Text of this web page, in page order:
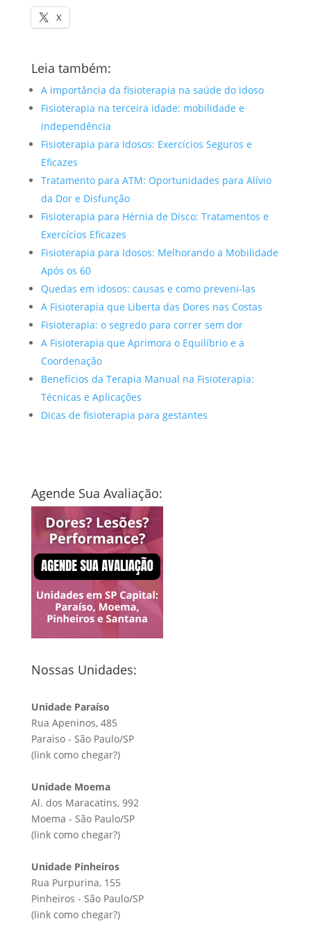
X
Leia também:
A importância da fisioterapia na saúde do idoso
Fisioterapia na terceira idade: mobilidade e
independência
Fisioterapia para Idosos: Exercícios Seguros e
Eficazes
Tratamento para ATM: Oportunidades para Alívio
da Dor e Disfunção
Fisioterapia para Hérnia de Disco: Tratamentos e
Exercícios Eficazes
Fisioterapia para Idosos: Melhorando a Mobilidade
Após os 60
Quedas em idosos: causas e como preveni-las
A Fisioterapia que Liberta das Dores nas Costas
Fisioterapia: o segredo para correr sem dor
A Fisioterapia que Aprimora o Equilíbrio e a
Coordenação
Benefícios da Terapia Manual na Fisioterapia:
Técnicas e Aplicações
Dicas de fisioterapia para gestantes
Agende Sua Avaliação:
Nossas Unidades:
Unidade Paraíso
Rua Apeninos, 485
Paraiso - São Paulo/SP
(link como chegar?)
Unidade Moema
Al. dos Maracatins, 992
Moema - São Paulo/SP
(link como chegar?)
Unidade Pinheiros
Rua Purpurina, 155
Pinheiros - São Paulo/SP
(link como chegar?)